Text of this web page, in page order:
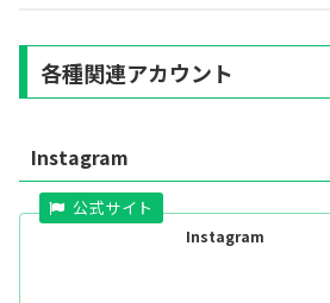
各種関連アカウント
Instagram
Instagram